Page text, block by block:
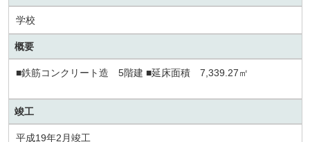
学校
概要
■鉄筋コンクリート造 5階建 ■延床面積 7,339.27㎡
竣工
平成19年2月竣工